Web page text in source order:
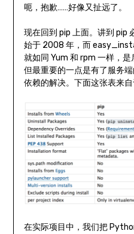
呃，抱歉……好像又扯远了。
现在回到 pip 上面。讲到 pip
始于 2008 年，而
就如同 Yum 和 rpm 一样，是
但最重要的一点是有了服务
依赖的解决。下面这张表来
在实际项目中，我们把